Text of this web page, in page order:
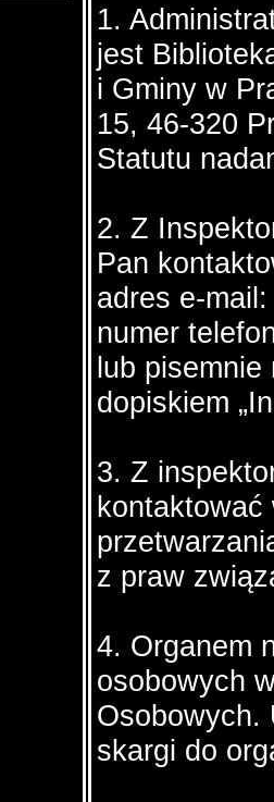
1.
jest
i Gminy w
15, 46-320
Statutu
2. Z
Pan
adres e-
numer
lub pisemnie
dopiskiem
3. Z
z praw
4. Organem
osobowych
Osobowych.
skargi do